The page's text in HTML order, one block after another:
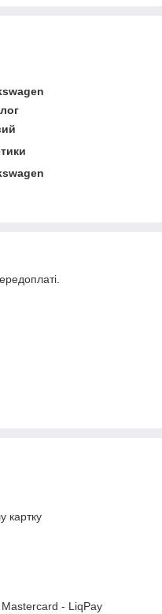
картку
- LiqPay